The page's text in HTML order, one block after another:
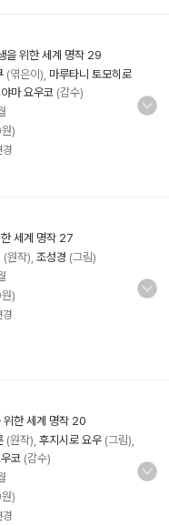
을 위한 세계 명작 29
(엮은이), 마루타니 토모히로
마 요우코 (감수)
)
경
세계 명작 27
(원작), 조성경 (그림)
)
경
위한 세계 명작 20
(원작), 후지시로 요우 (그림),
코 (감수)
)
경